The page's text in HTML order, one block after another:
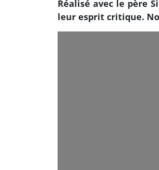
Réalisé avec le père
leur esprit critique.